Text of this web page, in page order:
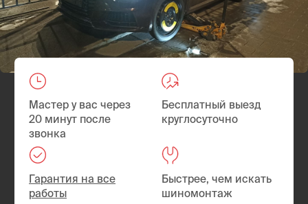
работы
шиномонтаж
Главная
/ Выездной шиномонтаж на
Новокузнецкой